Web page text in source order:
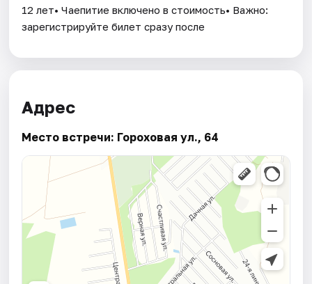
12 лет• Чаепитие включено в стоимость• Важно:
зарегистрируйте билет сразу после
Адрес
Место встречи: Гороховая ул., 64